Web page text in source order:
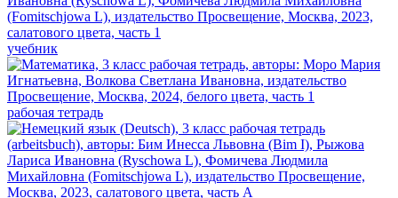
учебник
рабочая тетрадь